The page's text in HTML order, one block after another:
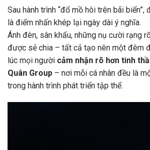
Sau hành trình “đổ mồ hôi trên bãi biển”,
là điểm nhấn khép lại ngày dài ý nghĩa.
Ánh đèn, sân khấu, những nụ cười rạng
được sẻ chia – tất cả tạo nên một đêm
lúc mọi người cảm nhận rõ hơn tinh
Quân Group – nơi mỗi cá nhân đều là
trong hành trình phát triển tập thể.